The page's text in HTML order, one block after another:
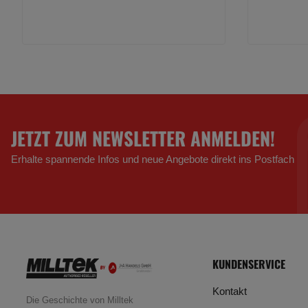
JETZT ZUM NEWSLETTER ANMELDEN!
Erhalte spannende Infos und neue Angebote direkt ins Postfach
Die Geschichte von Milltek
KUNDENSERVICE
Kontakt